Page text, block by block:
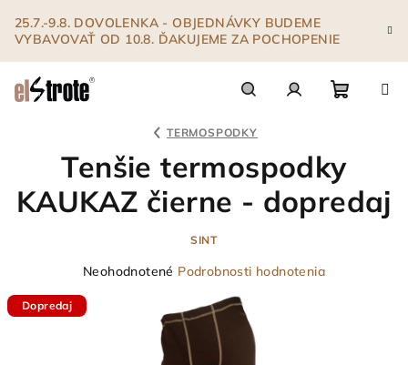
obsah
25.7.-9.8. DOVOLENKA - OBJEDNÁVKY BUDEME
VYBAVOVAŤ OD 10.8. ĎAKUJEME ZA POCHOPENIE
košík
TERMOSPODKY
Tenšie termospodky
KAUKAZ čierne - dopredaj
SINT
Priemerné
produktu
Neohodnotené Podrobnosti hodnotenia
Dopredaj